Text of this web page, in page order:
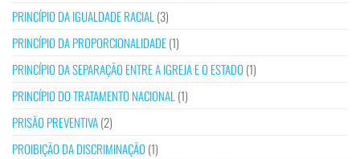
PRINCÍPIO DA IGUALDADE RACIAL (3)
PRINCÍPIO DA PROPORCIONALIDADE(1)
PRINCÍPIO DA SEPARAÇÃO ENTRE A IGREJA E O ESTADO (1)
PRINCÍPIO DO TRATAMENTO NACIONAL (1)
PRISÃO PREVENTIVA(2)
PROIBIÇÃO DA DISCRIMINAÇÃO (1)